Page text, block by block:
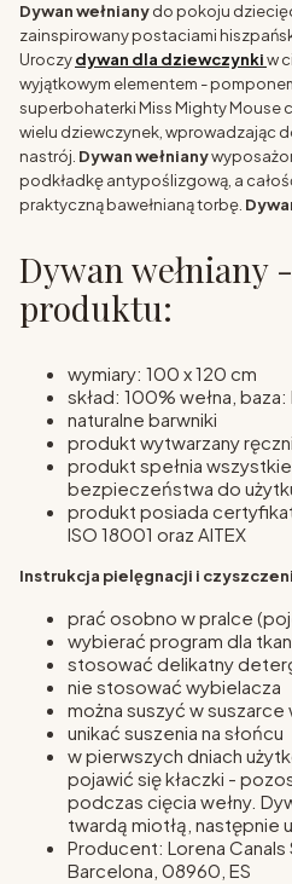
Dywan wełnianydo pokoju
zainspirowany postaciami
Uroczydywan dla dziewczynkiw
wyjątkowym elementem -
superbohaterki Miss Mighty Mouse
wielu dziewczynek, wprowadzając
nastrój. Dywan wełniany
podkładkę antypoślizgową, a
praktyczną bawełnianą torbę.
Dywan wełniany
produktu:
wymiary: 100 x 120 cm
skład: 100% wełna,
naturalne barwniki
produkt wytwarzany
produkt spełnia
bezpieczeństwa do
produkt posiada
ISO 18001 oraz AITEX
Instrukcja pielęgnacji i
prać osobno w pralce
wybierać program dla
stosować delikatny
nie stosować wybielacza
można suszyć w
unikać suszenia na słońcu
w pierwszych dniach
pojawić się kłaczki -
podczas cięcia wełny.
twardą miotłą, następnie
Producent: Lorena Canals
Barcelona, 08960, ES